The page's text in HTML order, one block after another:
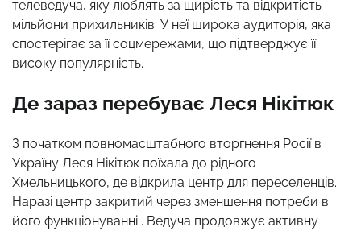
телеведуча, яку люблять за щирість та відкритість
мільйони прихильників. У неї широка аудиторія, яка
спостерігає за її соцмережами, що підтверджує її
високу популярність.
Де зараз перебуває Леся Нікітюк
З початком повномасштабного вторгнення Росії в
Україну Леся Нікітюк поїхала до рідного
Хмельницького, де відкрила центр для переселенців.
Наразі центр закритий через зменшення потреби в
його функціонуванні . Ведуча продовжує активну